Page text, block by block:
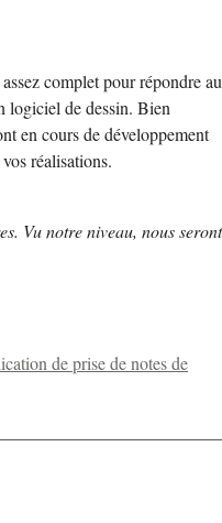
complet pour répondre au
logiciel de dessin. Bien
en cours de développement
réalisations.
Vu notre niveau, nous seront
de prise de notes de